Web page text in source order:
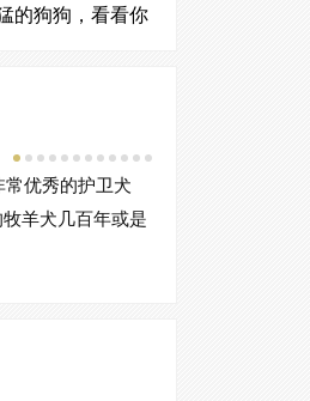
的狗狗，看看你
雅，并且性格也十分
忠犬。2、马士提夫獒犬
久历史...
优秀的护卫犬
羊犬几百年或是